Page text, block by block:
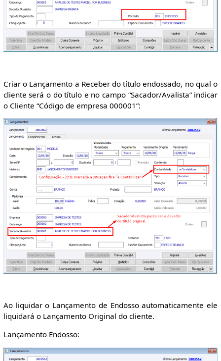
Criar o Lançamento a Receber do título endossado, no qual o
cliente será o do título e no campo “Sacador/Avalista” indicar
o Cliente “Código de empresa 000001”:
Ao liquidar o Lançamento de Endosso automaticamente ele
liquidará o Lançamento Original do cliente.
Lançamento Endosso: